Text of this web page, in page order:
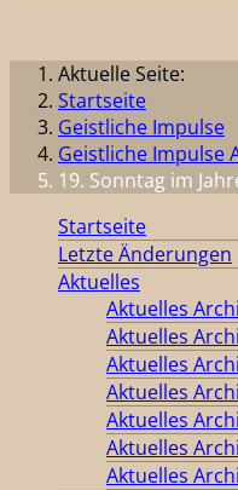
Aktuelle Seite:
Startseite
Geistliche Impulse
Geistliche Impulse
19. Sonntag im
Startseite
Letzte Änderungen
Aktuelles
Aktuelles
Aktuelles
Aktuelles
Aktuelles
Aktuelles
Aktuelles
Aktuelles